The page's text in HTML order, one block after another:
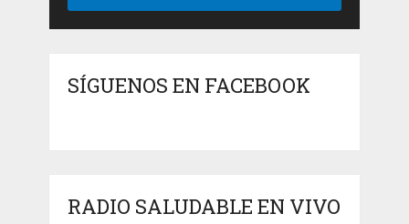
SÍGUENOS EN FACEBOOK
RADIO SALUDABLE EN VIVO